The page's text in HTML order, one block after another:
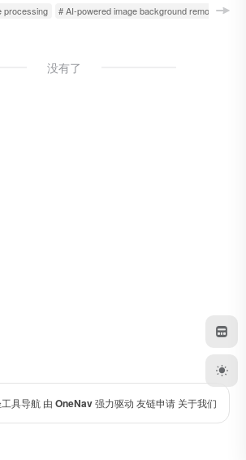
processing # AI-powered image background removal
没有了
具导航 由 OneNav强力驱动 友链申请 关于我们